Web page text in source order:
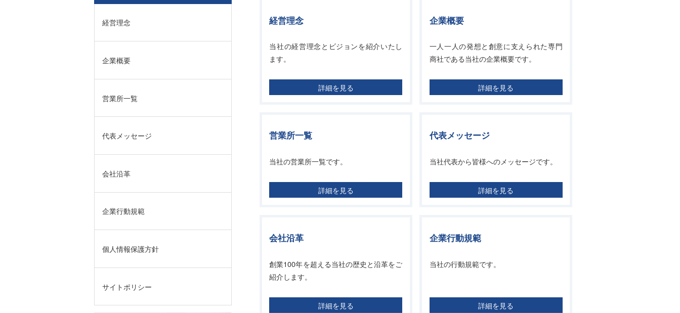
経営理念
企業概要
営業所一覧
代表メッセージ
会社沿革
企業行動規範
個人情報保護方針
サイトポリシー
経営理念
当社の経営理念とビジョンを紹介いたし
ます。
詳細を見る
企業概要
一人一人の発想と創意に支えられた専門
商社である当社の企業概要です。
詳細を見る
営業所一覧
当社の営業所一覧です。
詳細を見る
代表メッセージ
当社代表から皆様へのメッセージです。
詳細を見る
会社沿革
創業100年を超える当社の歴史と沿革をご
紹介します。
詳細を見る
企業行動規範
当社の行動規範です。
詳細を見る